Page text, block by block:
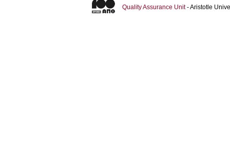
Quality Assurance Unit- Aristotle